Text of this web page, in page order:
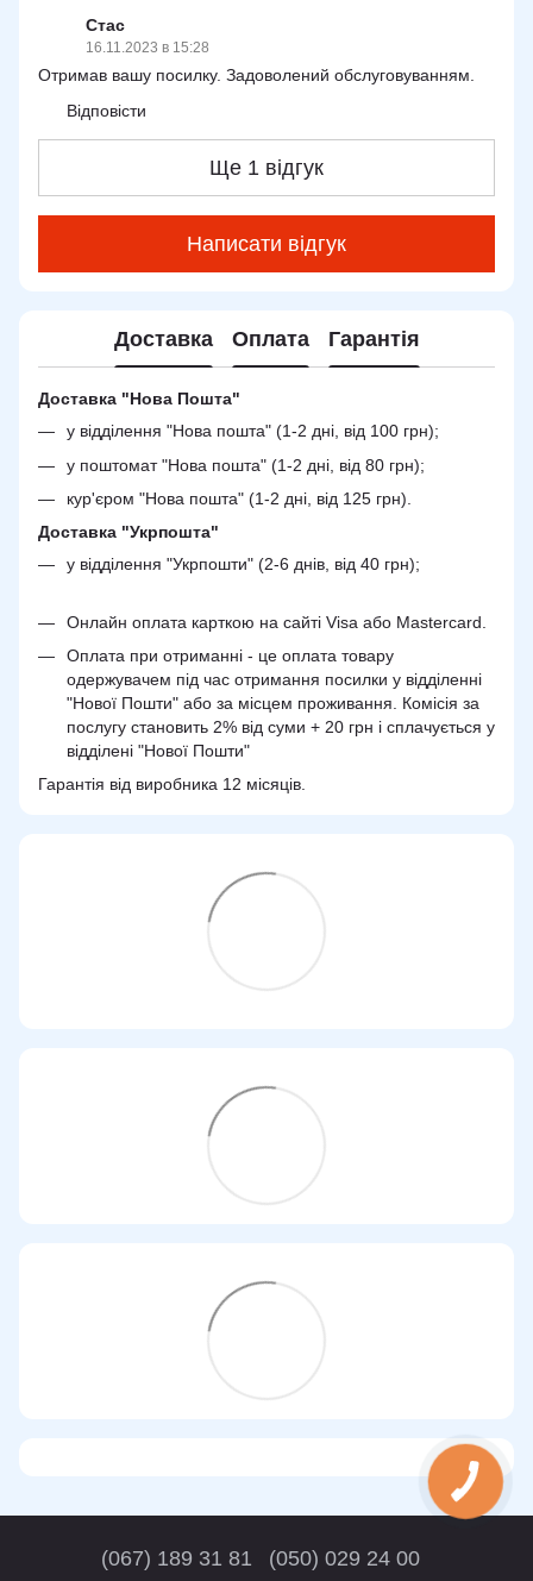
Стас
16.11.2023 в 15:28
Отримав вашу посилку. Задоволений обслуговуванням.
Відповісти
Ще 1 відгук
Написати відгук
Доставка Оплата Гарантія
Доставка "Нова Пошта"
у відділення "Нова пошта" (1-2 дні, від 100 грн);
у поштомат "Нова пошта" (1-2 дні, від 80 грн);
кур'єром "Нова пошта" (1-2 дні, від 125 грн).
Доставка "Укрпошта"
у відділення "Укрпошти" (2-6 днів, від 40 грн);
Онлайн оплата карткою на сайті Visa або Mastercard.
Оплата при отриманні - це оплата товару
одержувачем під час отримання посилки у відділенні
"Нової Пошти" або за місцем проживання. Комісія за
послугу становить 2% від суми + 20 грн і сплачується у
відділені "Нової Пошти"
Гарантія від виробника 12 місяців.
(067) 189 31 81 (050) 029 24 00